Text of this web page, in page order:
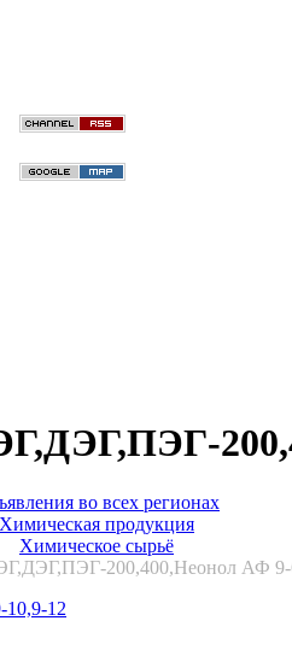
во всех регионах
Химическая продукция
Химическое сырьё
200,400,Неонол АФ 9-